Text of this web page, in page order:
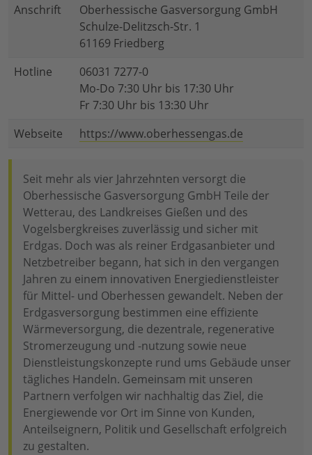
Anschrift
Oberhessische Gasversorgung GmbH
Schulze-Delitzsch-Str. 1
61169 Friedberg
Hotline
06031 7277-0
Mo-Do 7:30 Uhr bis 17:30 Uhr
Fr 7:30 Uhr bis 13:30 Uhr
Webseite
https://www.oberhessengas.de
Seit mehr als vier Jahrzehnten versorgt die
Oberhessische Gasversorgung GmbH Teile der
Wetterau, des Landkreises Gießen und des
Vogelsbergkreises zuverlässig und sicher mit
Erdgas. Doch was als reiner Erdgasanbieter und
Netzbetreiber begann, hat sich in den vergangen
Jahren zu einem innovativen Energiedienstleister
für Mittel- und Oberhessen gewandelt. Neben der
Erdgasversorgung bestimmen eine effiziente
Wärmeversorgung, die dezentrale, regenerative
Stromerzeugung und -nutzung sowie neue
Dienstleistungskonzepte rund ums Gebäude unser
tägliches Handeln. Gemeinsam mit unseren
Partnern verfolgen wir nachhaltig das Ziel, die
Energiewende vor Ort im Sinne von Kunden,
Anteilseignern, Politik und Gesellschaft erfolgreich
zu gestalten.